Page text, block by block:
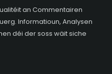
an Commentairen
Informatioun, Analysen
déi der soss wäit siche